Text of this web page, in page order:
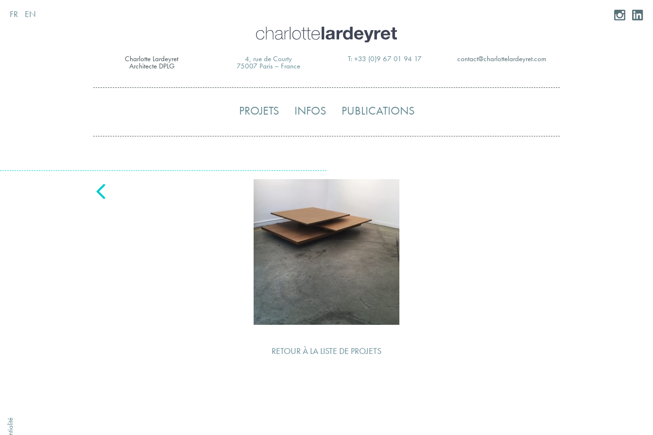
Skip
to
FR EN
Charlotte Lardeyret
Architecte DPLG
4, rue de Courty
75007 Paris – France
T: +33 (0)9 67 01 94 17 moc.teryedralettolrahc@tcatnoc
PROJETS INFOS PUBLICATIONS
RETOUR À LA LISTE DE PROJETS